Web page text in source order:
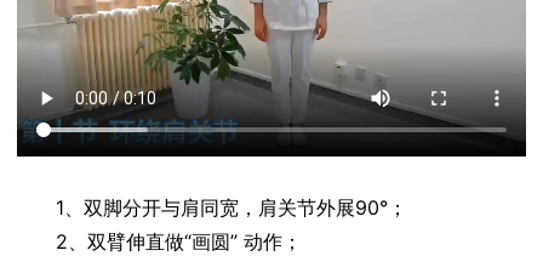
1、双脚分开与肩同宽，肩关节外展90°；
2、双臂伸直做“画圆” 动作；